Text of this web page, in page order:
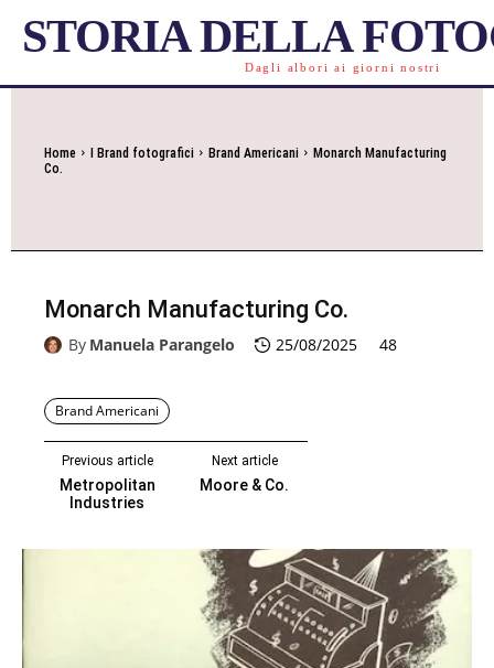
STORIA DELLA
Dagli albori ai giorni nostri
Home I Brand fotografici Brand Americani
Monarch Manufacturing
Co.
Monarch Manufacturing Co.
By Manuela Parangelo 25/08/2025 48
Brand Americani
Previous article
Metropolitan
Industries
Next article
Moore & Co.